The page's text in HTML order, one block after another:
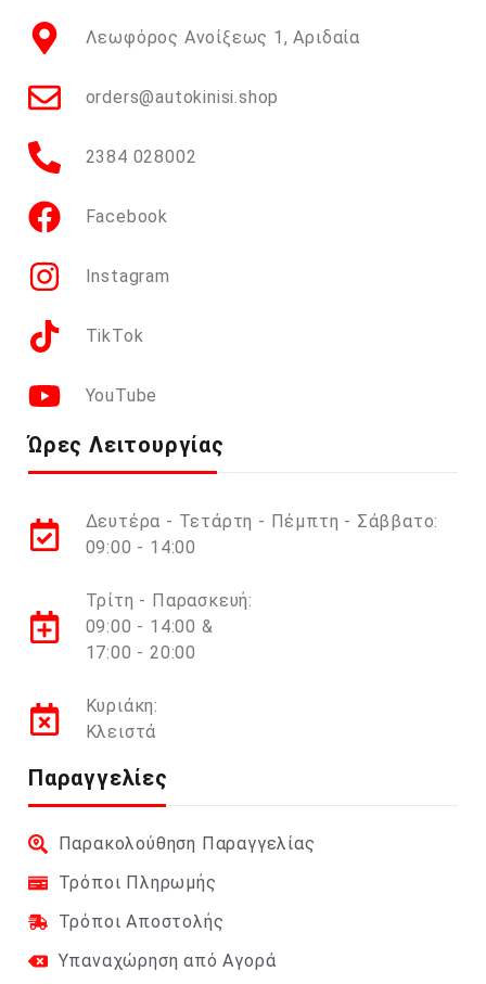
Λεωφόρος Ανοίξεως 1, Αριδαία
orders@autokinisi.shop
2384 028002
Facebook
Instagram
TikTok
YouTube
Ώρες Λειτουργίας
Δευτέρα - Τετάρτη - Πέμπτη - Σάββατο:
09:00 - 14:00
Τρίτη - Παρασκευή:
09:00 - 14:00 &
17:00 - 20:00
Κυριάκη:
Κλειστά
Παραγγελίες
Παρακολούθηση Παραγγελίας
Τρόποι Πληρωμής
Τρόποι Αποστολής
Υπαναχώρηση από Αγορά